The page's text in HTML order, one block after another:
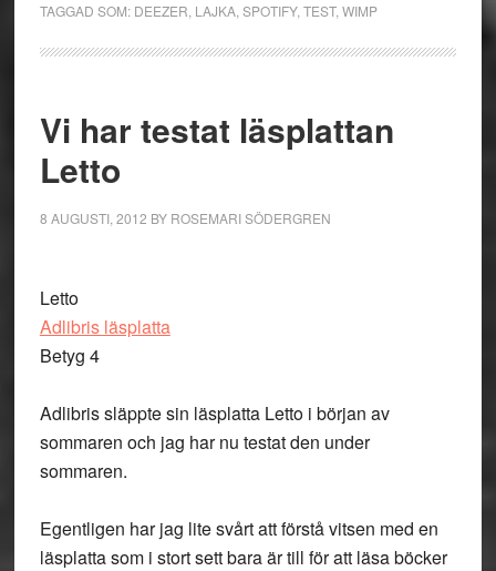
TAGGAD SOM: DEEZER LAJKA, SPOTIFY, TEST, WIMP
Vi har testat läsplattan
Letto
8 AUGUSTI, 2012 BY ROSEMARI SÖDERGREN
Letto
Adlibris läsplatta
Betyg 4
Adlibris släppte sin läsplatta Letto i början av
sommaren och jag har nu testat den under
sommaren.
Egentligen har jag lite svårt att förstå vitsen med en
läsplatta som i stort sett bara är till för att läsa böcker